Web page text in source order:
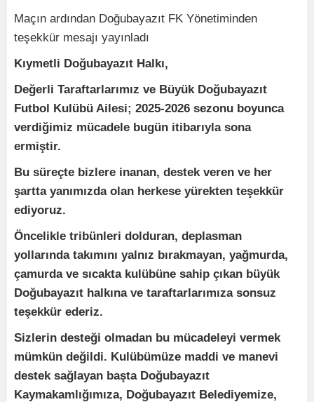
Maçın ardından Doğubayazıt FK Yönetiminden
teşekkür mesajı yayınladı
Kıymetli Doğubayazıt Halkı,
Değerli Taraftarlarımız ve Büyük Doğubayazıt
Futbol Kulübü Ailesi; 2025-2026 sezonu boyunca
verdiğimiz mücadele bugün itibarıyla sona
ermiştir.
Bu süreçte bizlere inanan, destek veren ve her
şartta yanımızda olan herkese yürekten teşekkür
ediyoruz.
Öncelikle tribünleri dolduran, deplasman
yollarında takımını yalnız bırakmayan, yağmurda,
çamurda ve sıcakta kulübüne sahip çıkan büyük
Doğubayazıt halkına ve taraftarlarımıza sonsuz
teşekkür ederiz.
Sizlerin desteği olmadan bu mücadeleyi vermek
mümkün değildi. Kulübümüze maddi ve manevi
destek sağlayan başta Doğubayazıt
Kaymakamlığımıza, Doğubayazıt Belediyemize,